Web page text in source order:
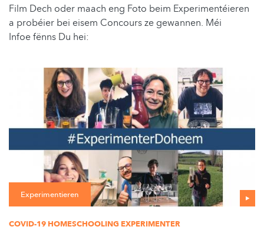
Film Dech oder maach eng Foto beim Experimentéieren
a probéier bei eisem Concours ze gewannen. Méi
Infoe fënns Du hei:
Experimentieren
COVID-19 HOMESCHOOLING EXPERIMENTER